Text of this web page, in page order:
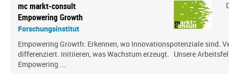
mc markt-consult
Empowering Growth
Forschungsinstitut
Empowering Growth: Erkennen, wo Innovationspotenziale sind.
differenziert. Initiieren, was Wachstum erzeugt. Unsere
Empowering ...